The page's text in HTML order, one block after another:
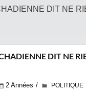
DIT NE
DIT NE
2 Années POLITIQUE